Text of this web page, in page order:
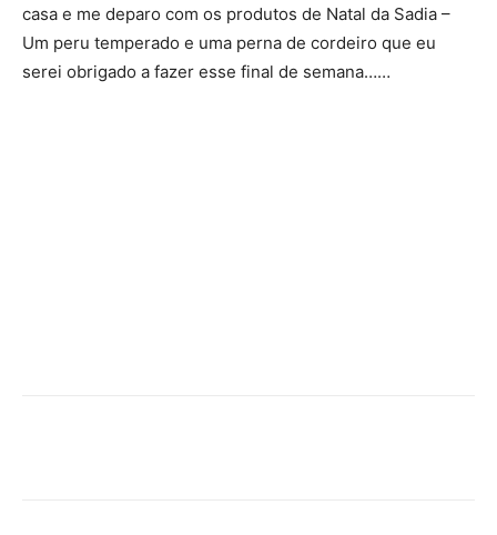
casa e me deparo com os produtos de Natal da Sadia –
Um peru temperado e uma perna de cordeiro que eu
serei obrigado a fazer esse final de semana……